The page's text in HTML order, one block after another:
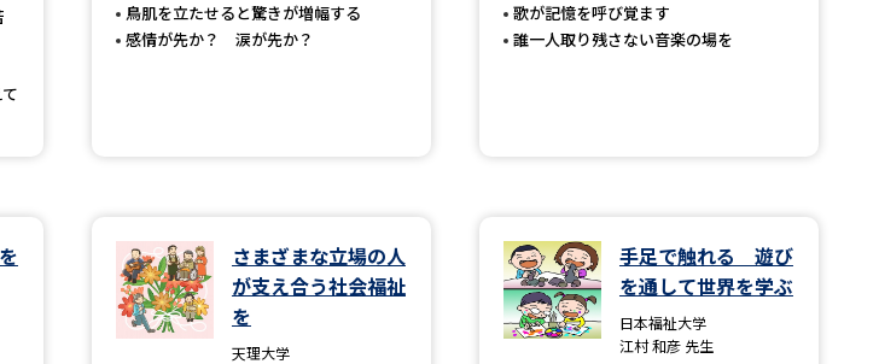
志望校・出願校を調べる
併願校選び
学問発見 学問検索
大学で学びたい学問発見
鳥肌を立たせると驚きが増幅する
感情が先か？ 涙が先か？
歌が記憶を呼び覚ます
誰一人取り残さない音楽の場を
さまざまな立場の人
が支え合う社会福祉
を
天理大学
手足で触れる 遊び
を通して世界を学ぶ
日本福祉大学
江村 和彦 先生